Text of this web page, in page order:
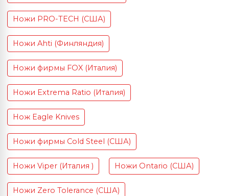
Ножи PRO-TECH (США)
Ножи Ahti (Финляндия)
Ножи фирмы FOX (Италия)
Ножи Extrema Ratio (Италия)
Нож Eagle Knives
Ножи фирмы Cold Steel (США)
Ножи Viper (Италия ) Ножи Ontario (США)
Ножи Zero Tolerance (США)